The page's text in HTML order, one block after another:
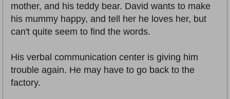
mother, and his teddy bear. David wants to make
his mummy happy, and tell her he loves her, but
can't quite seem to find the words.
His verbal communication center is giving him
trouble again. He may have to go back to the
factory.